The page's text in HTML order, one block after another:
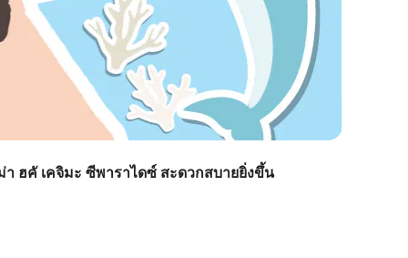
ฮคั เคจิมะ ซีพาราไดซ์ สะดวกสบายยิ่งขึ้น